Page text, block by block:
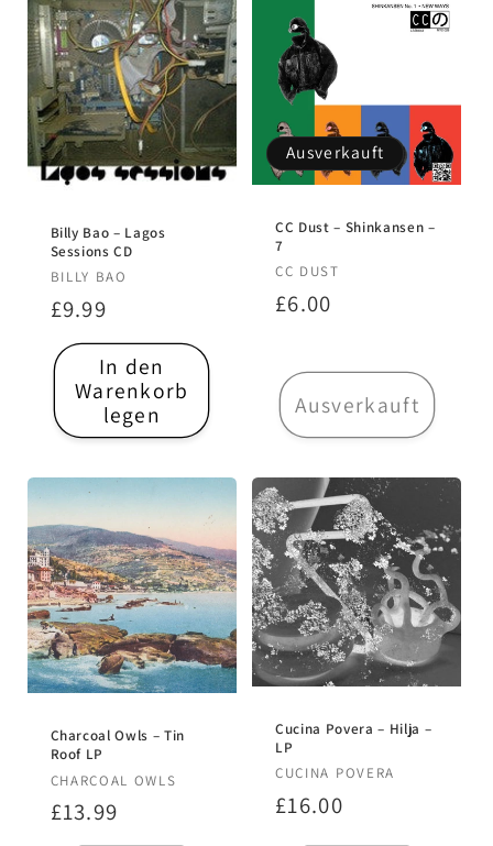
Billy Bao – Lagos
Sessions CD
Anbieter:
BILLY BAO
Normaler
Preis
£9.99
In den
Warenkorb
legen
Ausverkauft
CC Dust – Shinkansen –
7
Anbieter:
CC DUST
Normaler
£6.00
Ausverkauft
Charcoal Owls – Tin
Roof LP
Anbieter:
CHARCOAL OWLS
Normaler
£13.99
Cucina Povera – Hilja –
LP
Anbieter:
CUCINA POVERA
Normaler
£16.00